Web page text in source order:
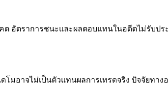
ต อัตราการชนะและผลตอบแทนในอดีตไม่รับป
โมอาจไม่เป็นตัวแทนผลการเทรดจริง ปัจจัยท